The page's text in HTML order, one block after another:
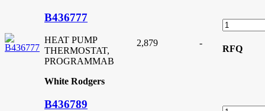
B436777
HEAT PUMP
THERMOSTAT,
PROGRAMMAB
White Rodgers
2,879 -
RFQ
B436789